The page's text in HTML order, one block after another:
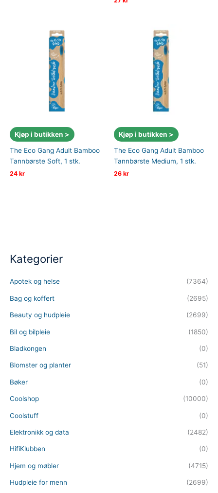
Kjøp i butikken >
The Eco Gang Adult Bamboo
Tannbørste Soft, 1 stk.
24 kr
Kjøp i butikken >
The Eco Gang Adult Bamboo
Tannbørste Medium, 1 stk.
26 kr
Kategorier
Apotek og helse (7364)
Bag og koffert (2695)
Beauty og hudpleie (2699)
Bil og bilpleie (1850)
Bladkongen (0)
Blomster og planter (51)
Bøker (0)
Coolshop (10000)
Coolstuff (0)
Elektronikk og data (2482)
HifiKlubben (0)
Hjem og møbler (4715)
Hudpleie for menn (2699)